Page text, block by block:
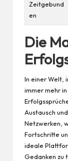
Zeitgebund
en
Die
In einer Welt,
immer mehr
Austausch
Netzwerken,
Fortschritte
ideale
Gedanken zu